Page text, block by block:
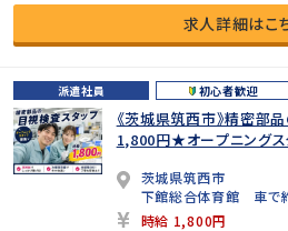
求人詳細はこ
派遣社員 初心者歓迎
《茨城県筑西市》精密部
1,800円★オープニングス
茨城県筑西市
下館総合体育館 車で
時給 1,800円